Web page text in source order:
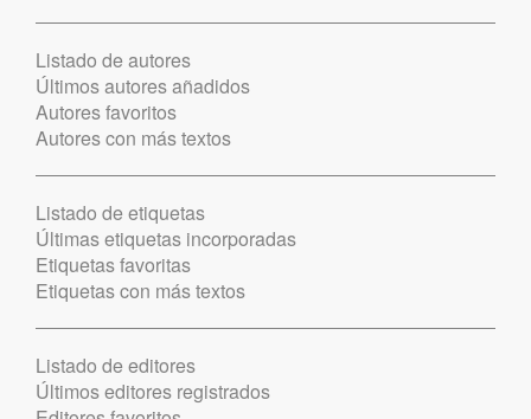
Listado de autores
Últimos autores añadidos
Autores favoritos
Autores con más textos
Listado de etiquetas
Últimas etiquetas incorporadas
Etiquetas favoritas
Etiquetas con más textos
Listado de editores
Últimos editores registrados